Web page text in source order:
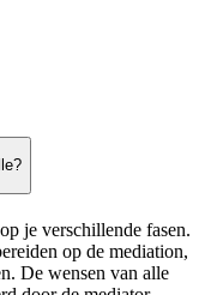
je verschillende fasen.
op de mediation,
De wensen van alle